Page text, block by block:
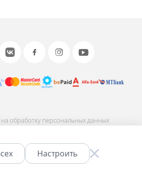
Настроить
обработку персональных данных